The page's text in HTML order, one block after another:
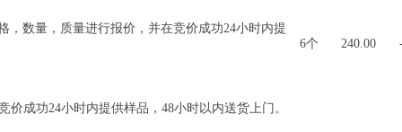
数量，质量进行报价，并在竞价成功24小时内提
6个
240.00
成功24小时内提供样品，48小时以内送货上门。